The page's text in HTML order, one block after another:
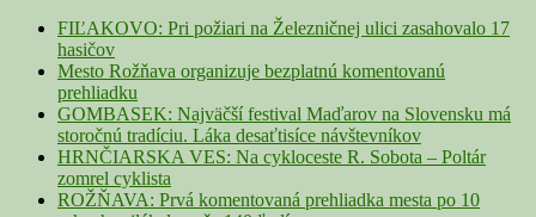
AreaFIĽAKOVO: Pri požiari na Železničnej ulici zasahovalo 17
hasičov
Mesto Rožňava organizuje bezplatnú komentovanú
prehliadku
GOMBASEK: Najväčší festival Maďarov na Slovensku má
storočnú tradíciu. Láka desaťtisíce návštevníkov
HRNČIARSKA VES: Na cykloceste R. Sobota – Poltár
zomrel cyklista
ROŽŇAVA: Prvá komentovaná prehliadka mesta po 10